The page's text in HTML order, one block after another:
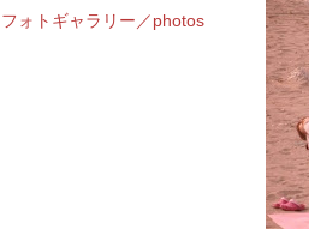
フォトギャラリー／photos